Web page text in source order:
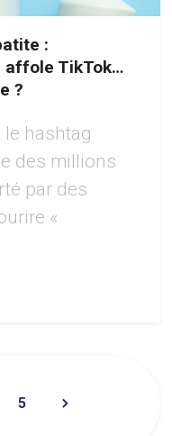
:
affole TikTok…
?
hashtag
des millions
par des
«
5